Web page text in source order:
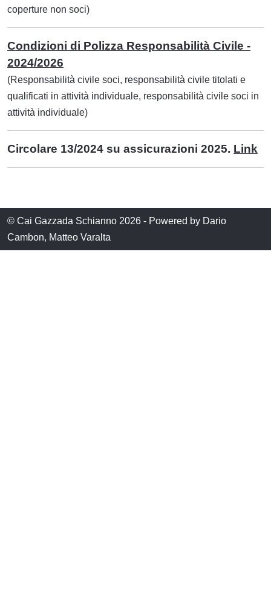
coperture non soci)
Condizioni di Polizza Responsabilità Civile -
2024/2026
(Responsabilità civile soci, responsabilità civile titolati e
qualificati in attività individuale, responsabilità civile soci in
attività individuale)
Circolare 13/2024 su assicurazioni 2025. Link
© Cai Gazzada Schianno 2026 - Powered by Dario
Cambon, Matteo Varalta